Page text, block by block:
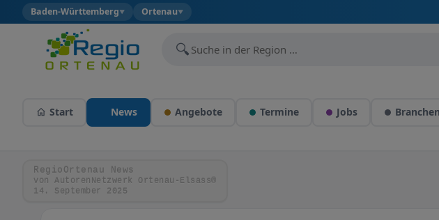
Baden-Württemberg▼ Ortenau▼
🔍
Start News Angebote Termine Jobs Branchen
RegioOrtenau News
von AutorenNetzwerk Ortenau-Elsass®
14. September 2025